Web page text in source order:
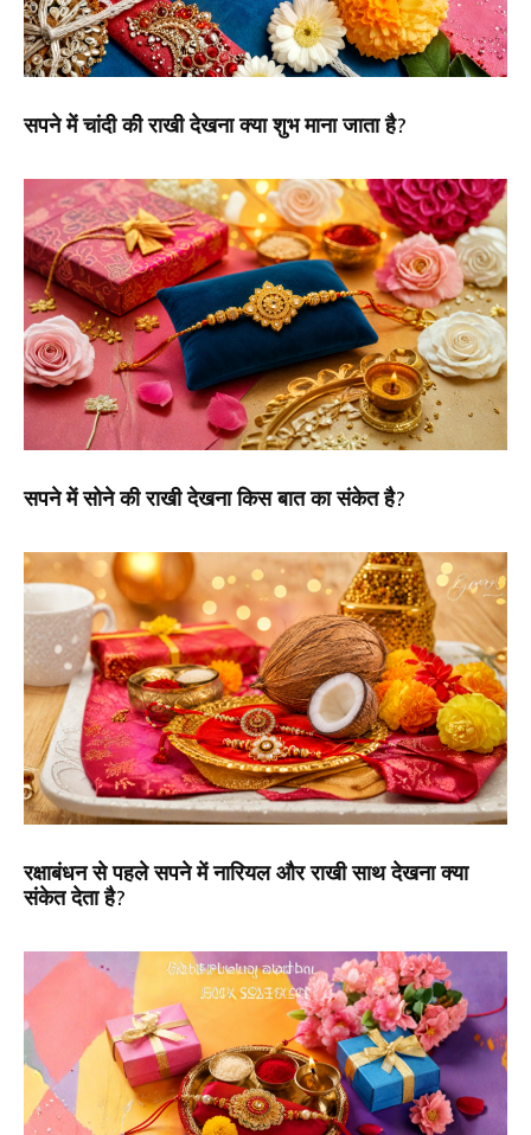
सपने में चांदी की राखी देखना क्या शुभ माना जाता है?
सपने में सोने की राखी देखना किस बात का संकेत है?
रक्षाबंधन से पहले सपने में नारियल और राखी साथ देखना क्या
संकेत देता है?